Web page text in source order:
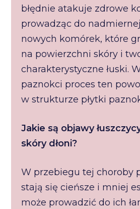
błędnie atakuje zdrowe
prowadząc do
nowych komórek, które
na powierzchni skóry i
charakterystyczne łuski.
paznokci proces ten
w strukturze płytki
Jakie są objawy
skóry dłoni?
W przebiegu tej choroby
stają się cieńsze i mniej
może prowadzić do ich